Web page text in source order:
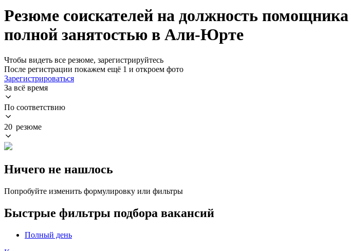
Резюме соискателей на должность
полной занятостью в Али-Юрте
Чтобы видеть все резюме, зарегистрируйтесь
После регистрации покажем ещё 1 и откроем фото
Зарегистрироваться
За всё время
По соответствию
20 резюме
Ничего не нашлось
Попробуйте изменить формулировку или фильтры
Быстрые фильтры подбора вакансий
Полный день